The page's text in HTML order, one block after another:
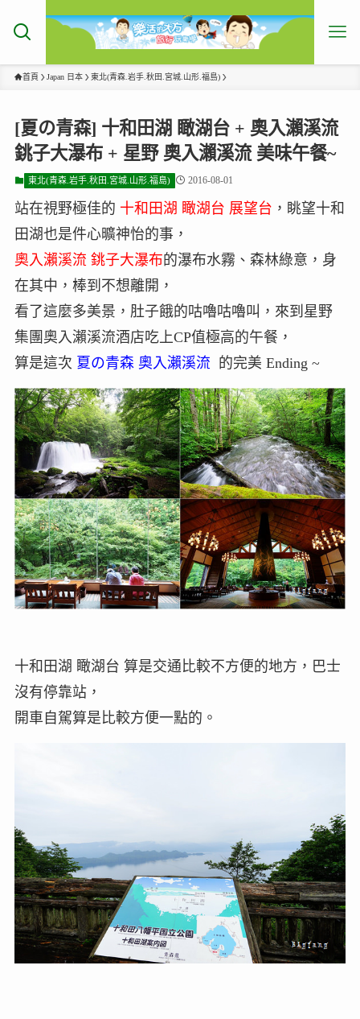
首頁 Japan 日本 東北(青森.岩手.秋田.宮城.山形.福島)
[夏の青森] 十和田湖 瞰湖台 + 奧入瀨溪流
銚子大瀑布 + 星野 奧入瀨溪流 美味午餐~
東北(青森.岩手.秋田.宮城.山形.福島) 2016-08-01
站在視野極佳的 十和田湖 瞰湖台 展望台 ，眺望十和
田湖也是件心曠神怡的事，
奧入瀨溪流 銚子大瀑布的瀑布水霧、森林綠意，身
在其中，棒到不想離開，
看了這麼多美景，肚子餓的咕嚕咕嚕叫，來到星野
集團奧入瀨溪流酒店吃上CP值極高的午餐，
算是這次 夏の青森 奧入瀨溪流 的完美 Ending ~
十和田湖 瞰湖台 算是交通比較不方便的地方，巴士
沒有停靠站，
開車自駕算是比較方便一點的。